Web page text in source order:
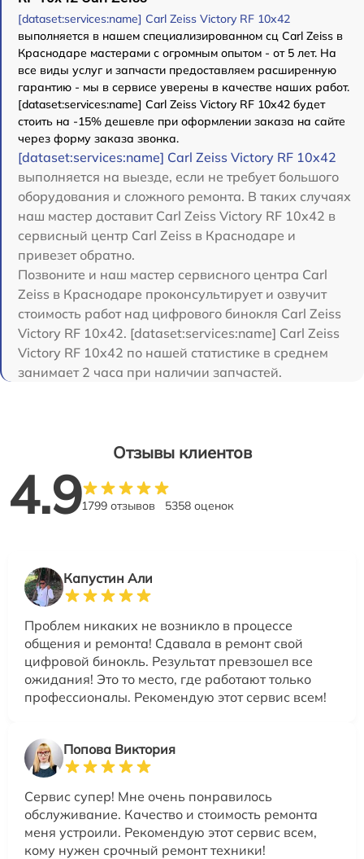
[dataset:services:name] Carl Zeiss Victory RF 10x42
выполняется в нашем специализированном сц Carl Zeiss в
Краснодаре мастерами с огромным опытом - от 5 лет. На
все виды услуг и запчасти предоставляем расширенную
гарантию - мы в сервисе уверены в качестве наших работ.
[dataset:services:name] Carl Zeiss Victory RF 10x42 будет
стоить на -15% дешевле при оформлении заказа на сайте
через форму заказа звонка.
[dataset:services:name] Carl Zeiss Victory RF 10x42
выполняется на выезде, если не требует большого
оборудования и сложного ремонта. В таких случаях
наш мастер доставит Carl Zeiss Victory RF 10x42 в
сервисный центр Carl Zeiss в Краснодаре и
привезет обратно.
Позвоните и наш мастер сервисного центра Carl
Zeiss в Краснодаре проконсультирует и озвучит
стоимость работ над цифрового бинокля Carl Zeiss
Victory RF 10x42. [dataset:services:name] Carl Zeiss
Victory RF 10x42 по нашей статистике в среднем
занимает 2 часа при наличии запчастей.
Отзывы клиентов
4.91799 отзывов 5358 оценок
Капустин Али
Проблем никаких не возникло в процессе
общения и ремонта! Сдавала в ремонт свой
цифровой бинокль. Результат превзошел все
ожидания! Это то место, где работают только
профессионалы. Рекомендую этот сервис всем!
Попова Виктория
Сервис супер! Мне очень понравилось
обслуживание. Качество и стоимость ремонта
меня устроили. Рекомендую этот сервис всем,
кому нужен срочный ремонт техники!